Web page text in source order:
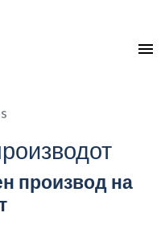
menu
производ на